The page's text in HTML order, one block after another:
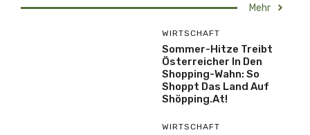
Mehr
WIRTSCHAFT
Sommer-Hitze Treibt
Österreicher In Den
Shopping-Wahn: So
Shoppt Das Land Auf
Shöpping.at!
WIRTSCHAFT